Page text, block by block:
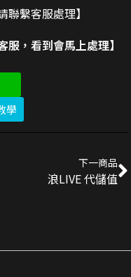
繫客服處理】
，看到會馬上處理】
學
下一商品
浪LIVE 代儲值